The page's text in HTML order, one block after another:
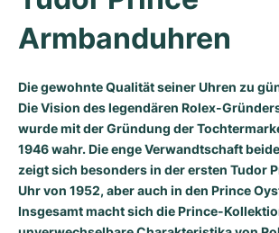
Damenuhren
Damenuhren
Armbanduhren
Die gewohnte Qualität seiner Uhren zu
Die Vision des legendären Rolex-
wurde mit der Gründung der
1946 wahr. Die enge Verwandtschaft
zeigt sich besonders in der ersten Tudor
Uhr von 1952, aber auch in den Prince
Insgesamt macht sich die Prince-